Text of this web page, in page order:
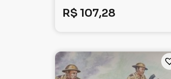
R$ 107,28